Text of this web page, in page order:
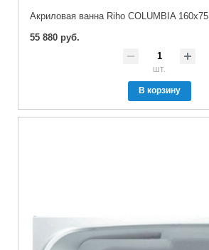
Акриловая ванна Riho COLUMBIA 160x75
55 880 руб.
шт.
В корзину